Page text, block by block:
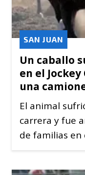
Un caballo
en el
una
SAN JUAN
El animal
carrera y fue
de familias en